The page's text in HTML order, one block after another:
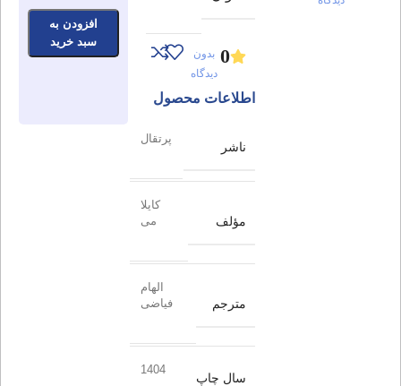
0 بدون
دیدگاه
اطلاعات محصول
ناشر
پرتقال
مؤلف
کایلا
می
مترجم
الهام
فیاضی
سال چاپ
1404
افزودن به
سبد خرید